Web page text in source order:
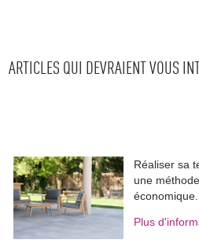
ARTICLES QUI DEVRAIENT VOUS
Réaliser sa
une
économique.
Plus